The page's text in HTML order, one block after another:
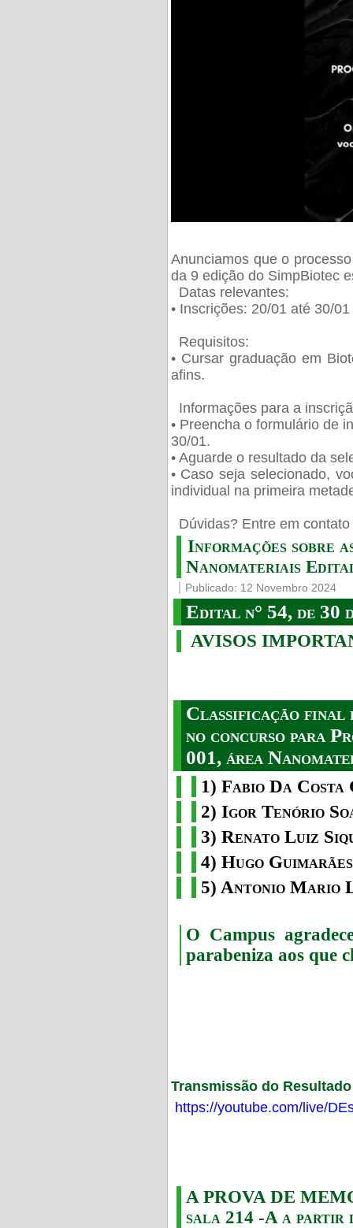
Anunciamos que o
da 9 edição do SimpBiotec
Datas relevantes:
• Inscrições: 20/01 até 30/01
Requisitos:
• Cursar graduação em
afins.
Informações para a
• Preencha o formulário de
30/01.
• Aguarde o resultado da
• Caso seja selecionado,
individual na primeira
Dúvidas? Entre em
Informações sobre
Nanomateriais
Publicado: 12 Novembro 2024
Edital n° 54, de 30
AVISOS
Classificação final
no concurso para
001, área
1) Fabio Da
2) Igor Tenório
3) Renato Luiz
4) Hugo
5) Antonio Mario
O Campus
parabeniza aos que
Transmissão do
https://youtube.com/live/
A PROVA DE
sala 214 -A a partir